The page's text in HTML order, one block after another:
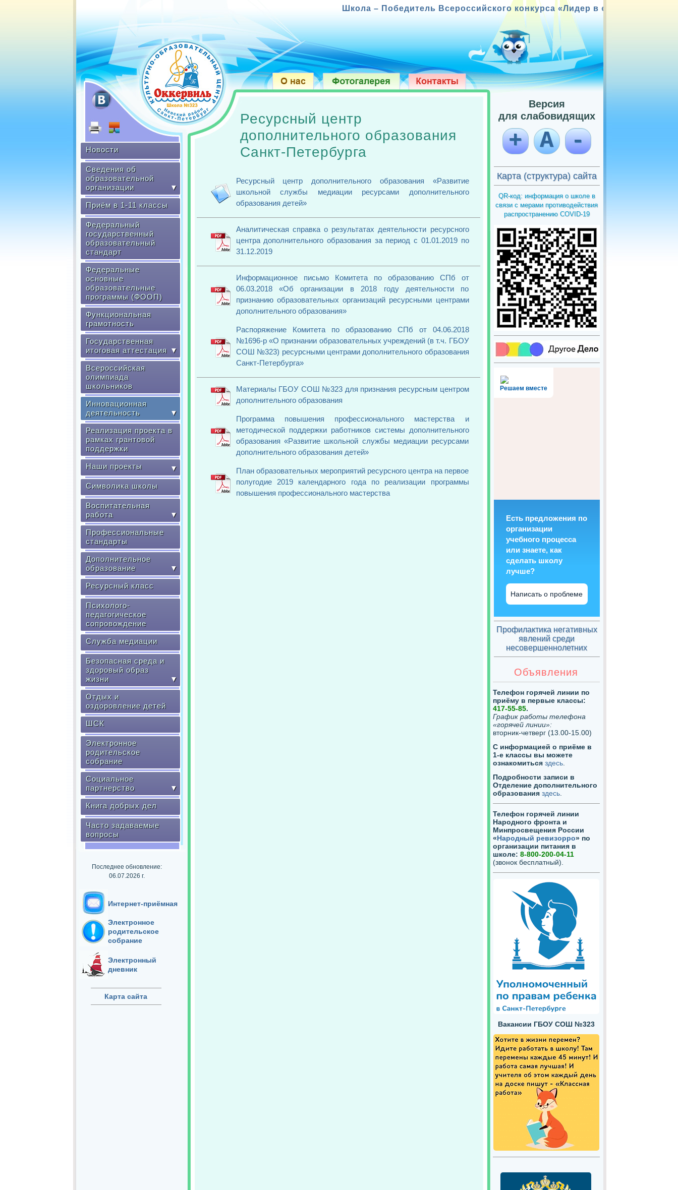
Школа – Победитель Всероссийского конкурса «Лидер в образовании»;
Новости
Сведения об
образовательной
организации
▼
Приём в 1-11 классы
Федеральный
государственный
образовательный
стандарт
Федеральные
основные
образовательные
программы (ФООП)
Функциональная
грамотность
Государственная
итоговая аттестация ▼
Всероссийская
олимпиада
школьников
Инновационная
деятельность
▼
Реализация проекта в
рамках грантовой
поддержки
Наши проекты ▼
Символика школы
Воспитательная
работа
▼
Профессиональные
стандарты
Дополнительное
образование
▼
Ресурсный класс
Психолого-
педагогическое
сопровождение
Служба медиации
Безопасная среда и
здоровый образ
жизни
▼
Отдых и
оздоровление детей
ШСК
Электронное
родительское
собрание
Социальное
партнерство
▼
Книга добрых дел
Часто задаваемые
вопросы
Последнее обновление:
06.07.2026 г.
Интернет-приёмная
Электронное
родительское
собрание
Электронный
дневник
Карта сайта
Ресурсный центр
дополнительного образования
Санкт-Петербурга
Ресурсный центр дополнительного образования «Развитие
школьной службы медиации ресурсами дополнительного
образования детей»
Аналитическая справка о результатах деятельности ресурсного
центра дополнительного образования за период с 01.01.2019 по
31.12.2019
Информационное письмо Комитета по образованию СПб от
06.03.2018 «Об организации в 2018 году деятельности по
признанию образовательных организаций ресурсными центрами
дополнительного образования»
Распоряжение Комитета по образованию СПб от 04.06.2018
№1696-р «О признании образовательных учреждений (в т.ч. ГБОУ
СОШ №323) ресурсными центрами дополнительного образования
Санкт-Петербурга»
Материалы ГБОУ СОШ №323 для признания ресурсным центром
дополнительного образования
Программа повышения профессионального мастерства и
методической поддержки работников системы дополнительного
образования «Развитие школьной службы медиации ресурсами
дополнительного образования детей»
План образовательных мероприятий ресурсного центра на первое
полугодие 2019 календарного года по реализации программы
повышения профессионального мастерства
Версия
для слабовидящих
+ А -
Карта (структура) сайта
QR-код: информация о школе в
связи с мерами противодействия
распространению COVID-19
Решаем вместе
Есть предложения по
организации
учебного процесса
или знаете, как
сделать школу
лучше?
Написать о проблеме
Профилактика негативных
явлений среди
несовершеннолетних
Объявления
Телефон горячей линии по
приёму в первые классы:
417-55-85.
График работы телефона
«горячей линии»:
вторник-четверг (13.00-15.00)
С информацией о приёме в
1-е классы вы можете
ознакомиться здесь.
Подробности записи в
Отделение дополнительного
образования здесь.
Телефон горячей линии
Народного фронта и
Минпросвещения России
«Народный ревизорро» по
организации питания в
школе: 8-800-200-04-11
(звонок бесплатный).
Вакансии ГБОУ СОШ №323